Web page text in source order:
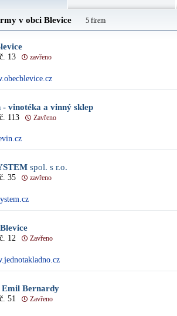
v obci Blevice 5 firem
13 zavřeno
vinotéka a vinný sklep
113 Zavřeno
spol. s r.o.
35 zavřeno
12 Zavřeno
Bernardy
51 Zavřeno